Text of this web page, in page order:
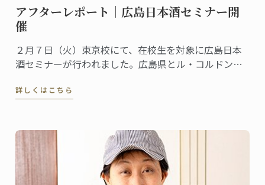
アフターレポート｜広島日本酒セミナー開
催
２月７日（火）東京校にて、在校生を対象に広島日本
酒セミナーが行われました。広島県とル・コルドン・
で、パリ校でも定期的に行われて好評を博しているイ
詳しくはこちら